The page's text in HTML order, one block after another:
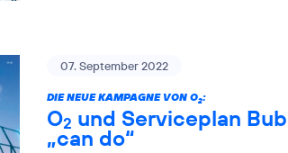
07. September 2022
DIE NEUE KAMPAGNE VON O2:
O2 und Serviceplan
„can do“